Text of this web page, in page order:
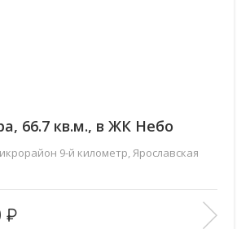
66.7 кв.м., в ЖК Небо
9-й километр, Ярославская
кух), м2:
66.7/32.5/13.8
2